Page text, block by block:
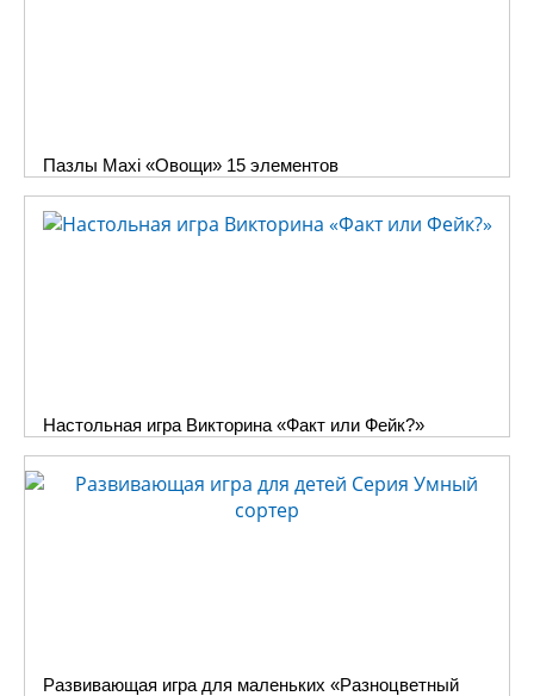
Пазлы Maxi «Овощи» 15 элементов
Настольная игра Викторина «Факт или Фейк?»
Развивающая игра для маленьких «Разноцветный